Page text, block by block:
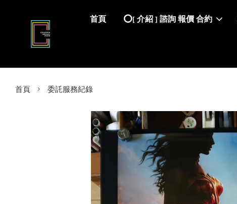
首頁 ⭕️[ 介紹 ] 諮詢 報價 合約
首頁 › 委託服務紀錄